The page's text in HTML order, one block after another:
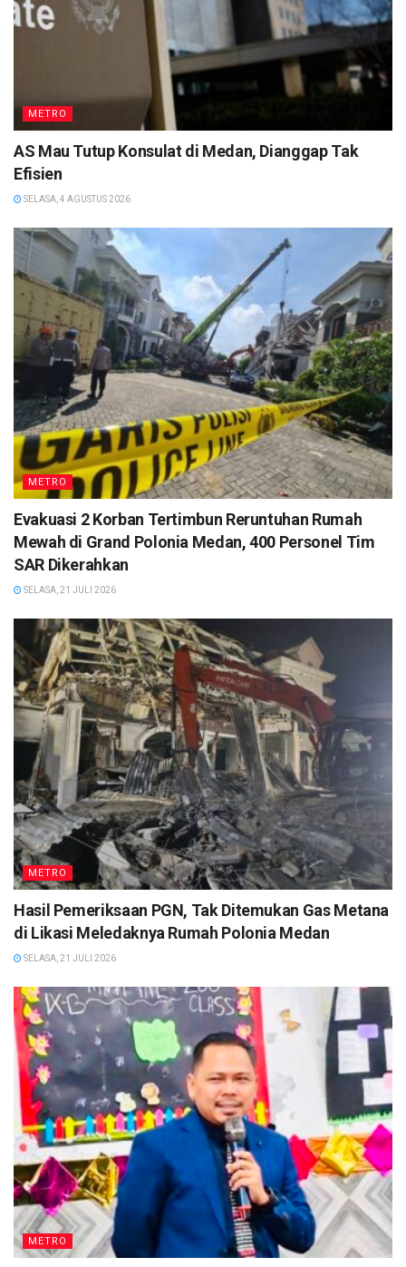
METRO
AS Mau Tutup Konsulat di Medan, Dianggap Tak
Efisien
SELASA, 4 AGUSTUS 2026
METRO
Evakuasi 2 Korban Tertimbun Reruntuhan Rumah
Mewah di Grand Polonia Medan, 400 Personel Tim
SAR Dikerahkan
SELASA, 21 JULI 2026
METRO
Hasil Pemeriksaan PGN, Tak Ditemukan Gas Metana
di Likasi Meledaknya Rumah Polonia Medan
SELASA, 21 JULI 2026
METRO